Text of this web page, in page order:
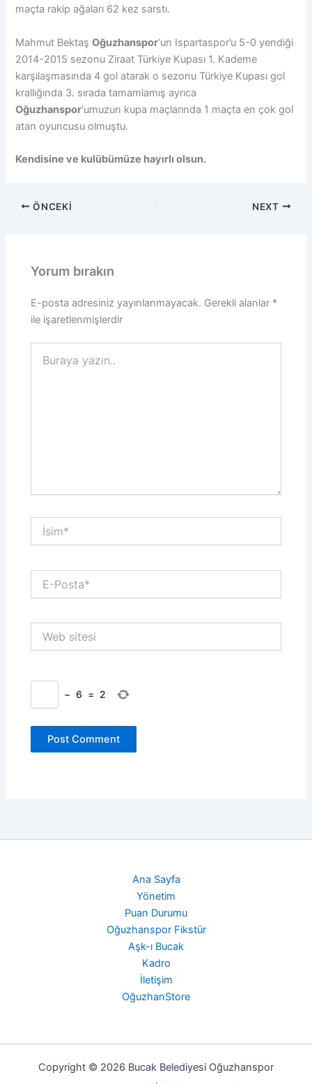
maçta rakip ağaları 62 kez sarstı.
Mahmut BektaşOğuzhanspor‘un Ispartaspor’u 5-0 yendiği
2014-2015 sezonu Ziraat Türkiye Kupası 1. Kademe
karşılaşmasında 4 gol atarak o sezonu Türkiye Kupası gol
krallığında 3. sırada tamamlamış ayrıca
Oğuzhanspor‘umuzun kupa maçlarında 1 maçta en çok gol
atan oyuncusu olmuştu.
Kendisine ve kulübümüze hayırlı olsun.
ÖNCEKI NEXT
Yorum bırakın
E-posta adresiniz yayınlanmayacak. Gerekli alanlar *
ile işaretlenmişlerdir
yazın..
İsim*
Posta*
sitesi
− 6 = 2
Ana Sayfa
Yönetim
Puan Durumu
Oğuzhanspor Fikstür
Aşk-ı Bucak
Kadro
İletişim
OğuzhanStore
Copyright © 2026 Bucak Belediyesi Oğuzhanspor